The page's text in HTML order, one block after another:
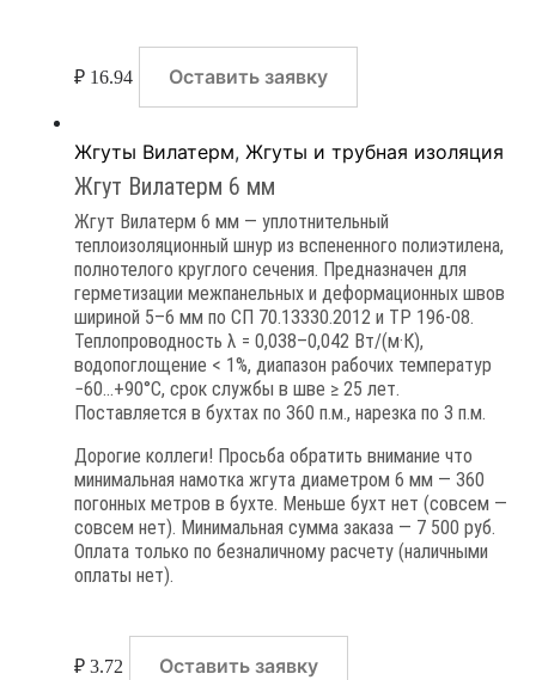
₽ 16.94 Оставить заявку
Жгуты Вилатерм,Жгуты и трубная изоляция
Жгут Вилатерм 6 мм
Жгут Вилатерм 6 мм — уплотнительный
теплоизоляционный шнур из вспененного полиэтилена,
полнотелого круглого сечения. Предназначен для
герметизации межпанельных и деформационных швов
шириной 5–6 мм по СП 70.13330.2012 и ТР 196-08.
Теплопроводность λ = 0,038–0,042 Вт/(м·К),
водопоглощение < 1%, диапазон рабочих температур
−60…+90°C, срок службы в шве ≥ 25 лет.
Поставляется в бухтах по 360 п.м., нарезка по 3 п.м.
Дорогие коллеги! Просьба обратить внимание что
минимальная намотка жгута диаметром 6 мм — 360
погонных метров в бухте. Меньше бухт нет (совсем —
совсем нет). Минимальная сумма заказа — 7 500 руб.
Оплата только по безналичному расчету (наличными
оплаты нет).
₽ 3.72 Оставить заявку